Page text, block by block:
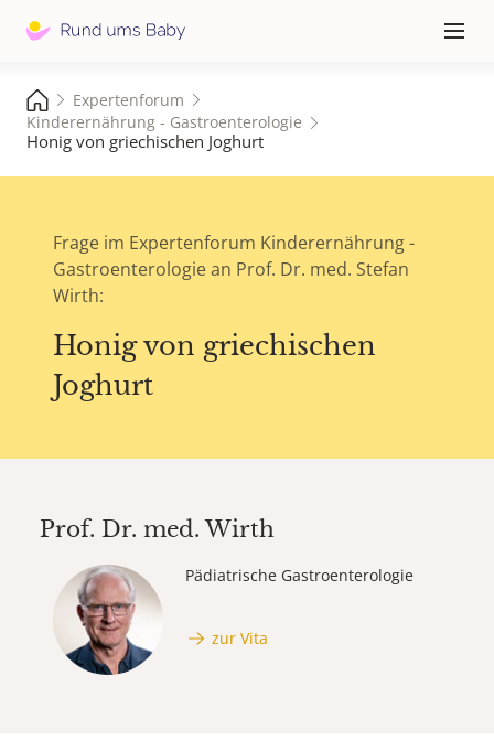
≡
Expertenforum
Kinderernährung - Gastroenterologie
Honig von griechischen Joghurt
Frage im Expertenforum Kinderernährung -
Gastroenterologie an Prof. Dr. med. Stefan
Wirth:
Honig von griechischen
Joghurt
Prof. Dr. med.Wirth
Pädiatrische Gastroenterologie
zur Vita